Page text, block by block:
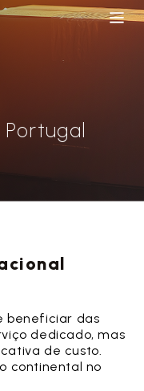
beneficiar das
dedicado, mas
de custo.
continental no